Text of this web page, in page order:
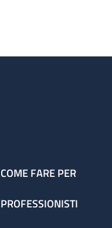
COME FARE PER
PROFESSIONISTI